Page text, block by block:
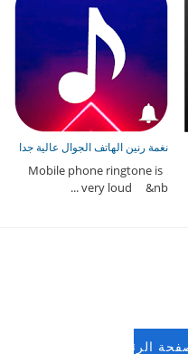
نغمة رنين الهاتف الجوال عالية جدا
Mobile phone ringtone is
very loud &nb ...
الرئيسية